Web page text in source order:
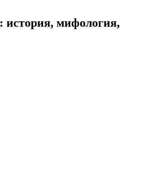
история, мифология,